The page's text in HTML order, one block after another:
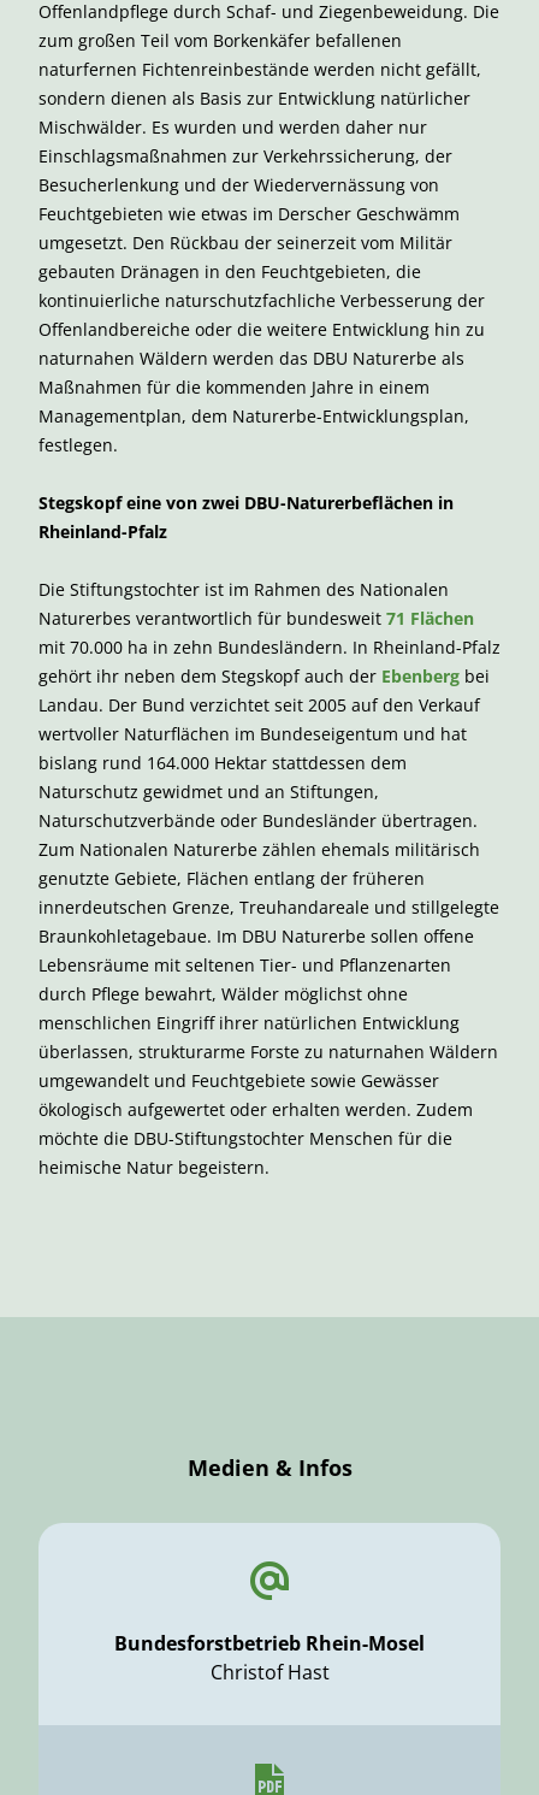
Offenlandpflege durch Schaf- und Ziegenbeweidung. Die
zum großen Teil vom Borkenkäfer befallenen
naturfernen Fichtenreinbestände werden nicht gefällt,
sondern dienen als Basis zur Entwicklung natürlicher
Mischwälder. Es wurden und werden daher nur
Einschlagsmaßnahmen zur Verkehrssicherung, der
Besucherlenkung und der Wiedervernässung von
Feuchtgebieten wie etwas im Derscher Geschwämm
umgesetzt. Den Rückbau der seinerzeit vom Militär
gebauten Dränagen in den Feuchtgebieten, die
kontinuierliche naturschutzfachliche Verbesserung der
Offenlandbereiche oder die weitere Entwicklung hin zu
naturnahen Wäldern werden das DBU Naturerbe als
Maßnahmen für die kommenden Jahre in einem
Managementplan, dem Naturerbe-Entwicklungsplan,
festlegen.
Stegskopf eine von zwei DBU-Naturerbeflächen in
Rheinland-Pfalz
Die Stiftungstochter ist im Rahmen des Nationalen
Naturerbes verantwortlich für bundesweit 71 Flächen
mit 70.000 ha in zehn Bundesländern. In Rheinland-Pfalz
gehört ihr neben dem Stegskopf auch der Ebenberg bei
Landau. Der Bund verzichtet seit 2005 auf den Verkauf
wertvoller Naturflächen im Bundeseigentum und hat
bislang rund 164.000 Hektar stattdessen dem
Naturschutz gewidmet und an Stiftungen,
Naturschutzverbände oder Bundesländer übertragen.
Zum Nationalen Naturerbe zählen ehemals militärisch
genutzte Gebiete, Flächen entlang der früheren
innerdeutschen Grenze, Treuhandareale und stillgelegte
Braunkohletagebaue. Im DBU Naturerbe sollen offene
Lebensräume mit seltenen Tier- und Pflanzenarten
durch Pflege bewahrt, Wälder möglichst ohne
menschlichen Eingriff ihrer natürlichen Entwicklung
überlassen, strukturarme Forste zu naturnahen Wäldern
umgewandelt und Feuchtgebiete sowie Gewässer
ökologisch aufgewertet oder erhalten werden. Zudem
möchte die DBU-Stiftungstochter Menschen für die
heimische Natur begeistern.
Medien & Infos
Bundesforstbetrieb Rhein-Mosel
Christof Hast